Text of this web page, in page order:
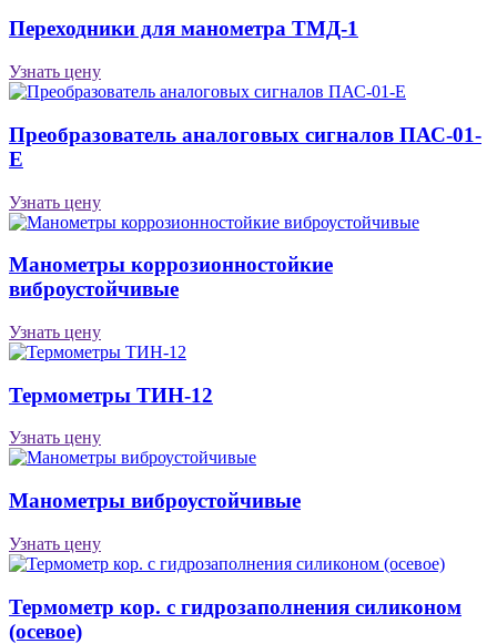
Переходники для манометра ТМД-1
Узнать цену
Преобразователь аналоговых сигналов ПАС-01-
Е
Узнать цену
Манометры коррозионностойкие
виброустойчивые
Узнать цену
Термометры ТИН-12
Узнать цену
Манометры виброустойчивые
Узнать цену
Термометр кор. с гидрозаполнения силиконом
(осевое)